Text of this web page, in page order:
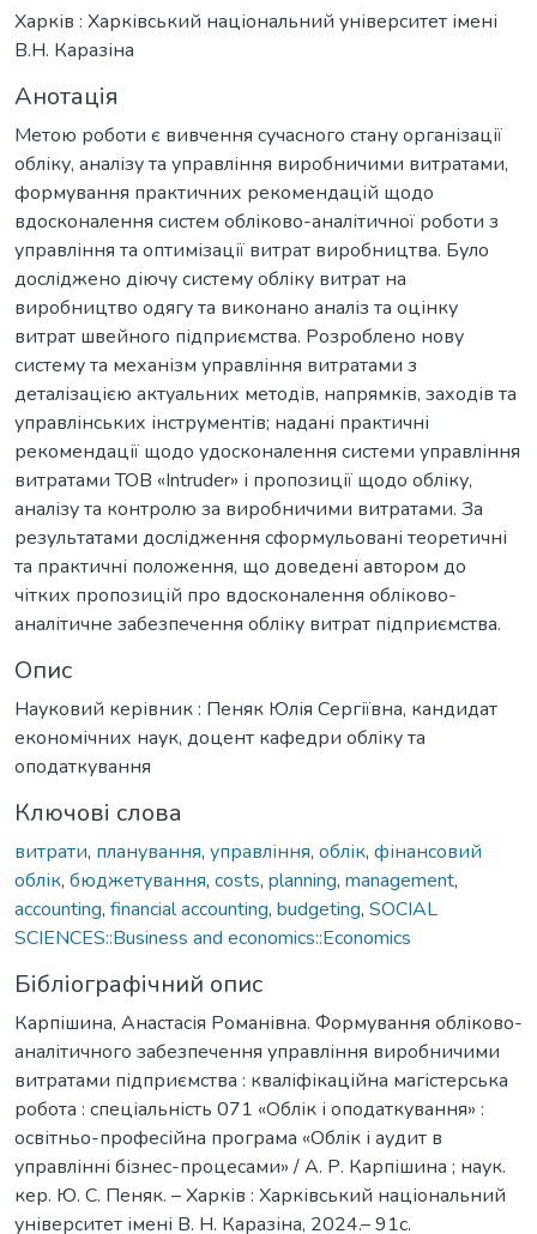
Харків : Харківський національний університет імені
В.Н. Каразіна
Анотація
Метою роботи є вивчення сучасного стану організації
обліку, аналізу та управління виробничими витратами,
формування практичних рекомендацій щодо
вдосконалення систем обліково-аналітичної роботи з
управління та оптимізації витрат виробництва. Було
досліджено діючу систему обліку витрат на
виробництво одягу та виконано аналіз та оцінку
витрат швейного підприємства. Розроблено нову
систему та механізм управління витратами з
деталізацією актуальних методів, напрямків, заходів та
управлінських інструментів; надані практичні
рекомендації щодо удосконалення системи управління
витратами ТОВ «Intruder» і пропозиції щодо обліку,
аналізу та контролю за виробничими витратами. За
результатами дослідження сформульовані теоретичні
та практичні положення, що доведені автором до
чітких пропозицій про вдосконалення обліково-
аналітичне забезпечення обліку витрат підприємства.
Опис
Науковий керівник : Пеняк Юлія Сергіївна, кандидат
економічних наук, доцент кафедри обліку та
оподаткування
Ключові слова
витрати, планування, управління, облік, фінансовий
облік, бюджетування, costs, planning, management,
accounting, financial accounting, budgeting, SOCIAL
SCIENCES::Business and economics::Economics
Бібліографічний опис
Карпішина, Анастасія Романівна. Формування обліково-
аналітичного забезпечення управління виробничими
витратами підприємства : кваліфікаційна магістерська
робота : спеціальність 071 «Облік і оподаткування» :
освітньо-професійна програма «Облік і аудит в
управлінні бізнес-процесами» / А. Р. Карпішина ; наук.
кер. Ю. С. Пеняк. – Харків : Харківський національний
університет імені В. Н. Каразіна, 2024.– 91с.